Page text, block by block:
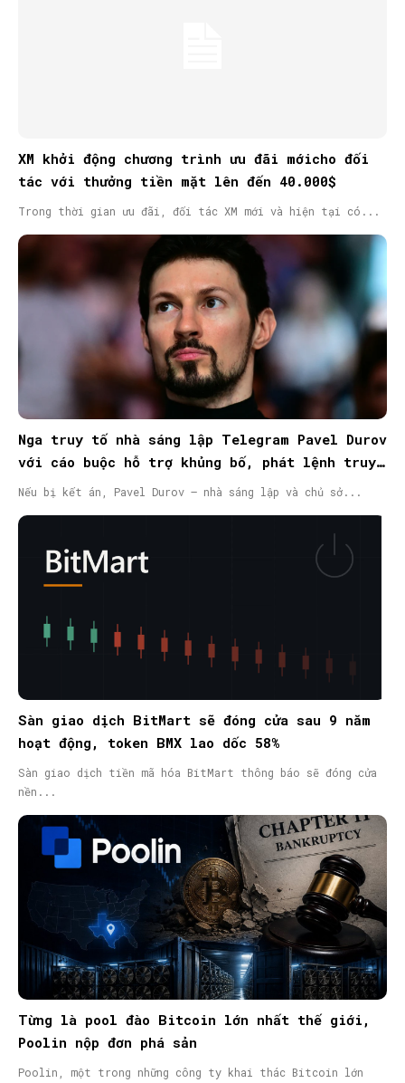
XM khởi động chương trình ưu đãi mớicho đối
tác với thưởng tiền mặt lên đến 40.000$
Trong thời gian ưu đãi, đối tác XM mới và hiện tại có...
Nga truy tố nhà sáng lập Telegram Pavel Durov
với cáo buộc hỗ trợ khủng bố, phát lệnh truy
nã quốc tế
Nếu bị kết án, Pavel Durov – nhà sáng lập và chủ sở...
Sàn giao dịch BitMart sẽ đóng cửa sau 9 năm
hoạt động, token BMX lao dốc 58%
Sàn giao dịch tiền mã hóa BitMart thông báo sẽ đóng cửa
nền...
Từng là pool đào Bitcoin lớn nhất thế giới,
Poolin nộp đơn phá sản
Poolin, một trong những công ty khai thác Bitcoin lớn